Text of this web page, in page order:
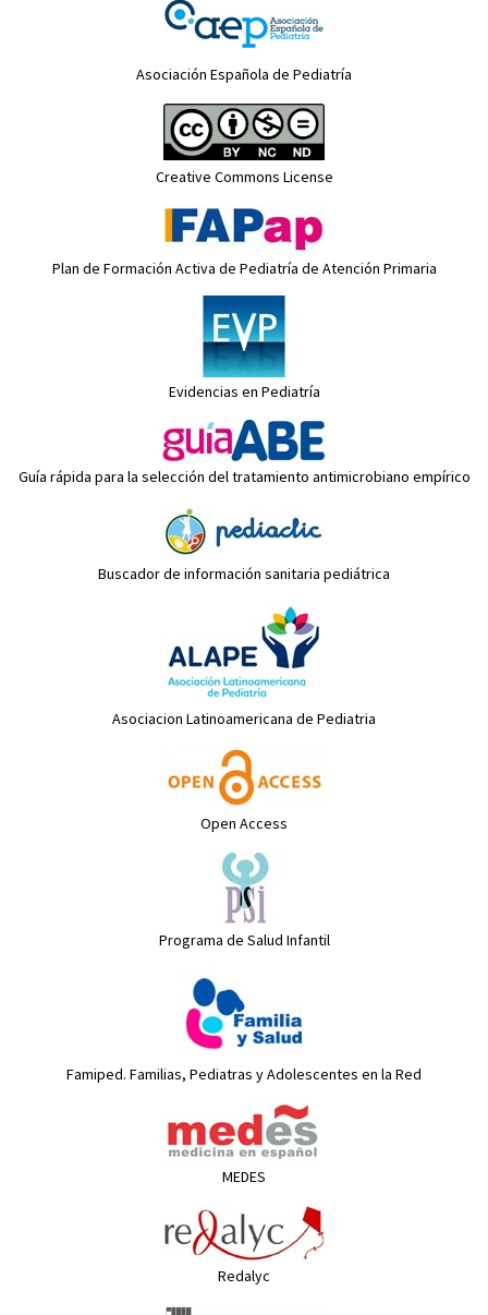
Asociación Española de Pediatría
Creative Commons License
Plan de Formación Activa de Pediatría de Atención Primaria
Evidencias en Pediatría
Guía rápida para la selección del tratamiento antimicrobiano empírico
Buscador de información sanitaria pediátrica
Asociacion Latinoamericana de Pediatria
Open Access
Programa de Salud Infantil
Famiped. Familias, Pediatras y Adolescentes en la Red
MEDES
Redalyc